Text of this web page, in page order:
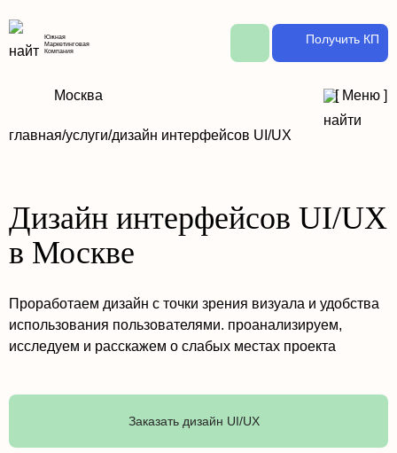
Южная
Маркетинговая
Компания
Получить КП
Москва [ Меню ]
главная/услуги/дизайн интерфейсов UI/UX
Дизайн интерфейсов UI/UX
в Москве
Проработаем дизайн с точки зрения визуала и удобства
использования пользователями. проанализируем,
исследуем и расскажем о слабых местах проекта
Заказать дизайн UI/UX